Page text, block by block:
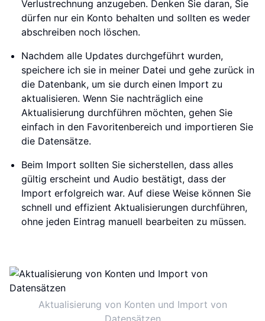
Verlustrechnung anzugeben. Denken Sie daran, Sie
dürfen nur ein Konto behalten und sollten es weder
abschreiben noch löschen.
Nachdem alle Updates durchgeführt wurden,
speichere ich sie in meiner Datei und gehe zurück in
die Datenbank, um sie durch einen Import zu
aktualisieren. Wenn Sie nachträglich eine
Aktualisierung durchführen möchten, gehen Sie
einfach in den Favoritenbereich und importieren Sie
die Datensätze.
Beim Import sollten Sie sicherstellen, dass alles
gültig erscheint und Audio bestätigt, dass der
Import erfolgreich war. Auf diese Weise können Sie
schnell und effizient Aktualisierungen durchführen,
ohne jeden Eintrag manuell bearbeiten zu müssen.
Aktualisierung von Konten und Import von
Datensätzen